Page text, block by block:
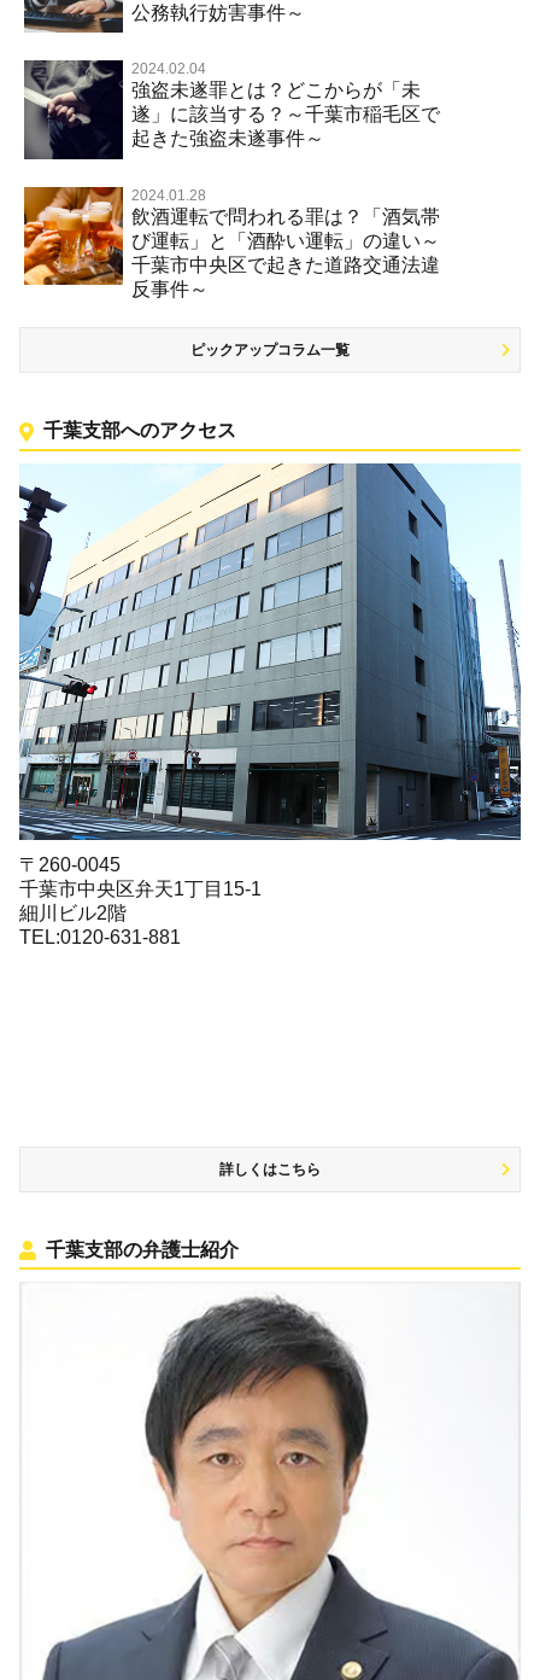
公務執行妨害事件～
2024.02.04
強盗未遂罪とは？どこからが「未
遂」に該当する？～千葉市稲毛区で
起きた強盗未遂事件～
2024.01.28
飲酒運転で問われる罪は？「酒気帯
び運転」と「酒酔い運転」の違い～
千葉市中央区で起きた道路交通法違
反事件～
ピックアップコラム一覧
千葉支部へのアクセス
〒260-0045
千葉市中央区弁天1丁目15-1
細川ビル2階
TEL:0120-631-881
詳しくはこちら
千葉支部の弁護士紹介